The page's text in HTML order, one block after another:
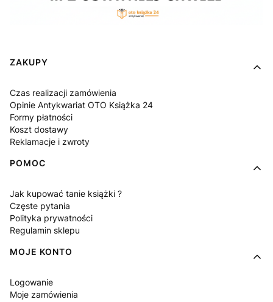
Linki w stopce
ZAKUPY
Czas realizacji zamówienia
Opinie Antykwariat OTO Książka 24
Formy płatności
Koszt dostawy
Reklamacje i zwroty
POMOC
Jak kupować tanie książki ?
Częste pytania
Polityka prywatności
Regulamin sklepu
MOJE KONTO
Logowanie
Moje zamówienia